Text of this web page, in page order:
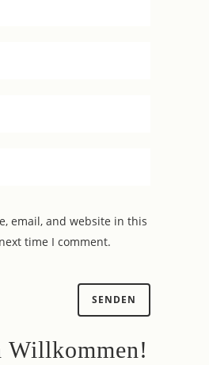
email, and website in this
time I comment.
Willkommen!